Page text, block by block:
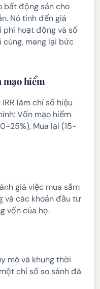
bất động sản cho
Nó tính đến giá
phí hoạt động và số
mang lại bức
mạo hiểm
làm chỉ số hiệu
Vốn mạo hiểm
25%), Mua lại (15-
giá việc mua sắm
và các khoản đầu tư
vốn của họ.
mô và khung thời
chỉ số so sánh đã